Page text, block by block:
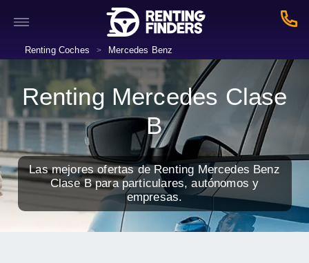
Renting Coches > Mercedes Benz
Renting Mercedes Clase
B
Las mejores ofertas de Renting Mercedes Benz
Clase B para particulares, autónomos y
empresas.